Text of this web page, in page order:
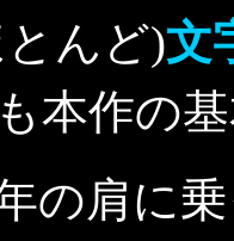
んど)文
本作の
の肩に